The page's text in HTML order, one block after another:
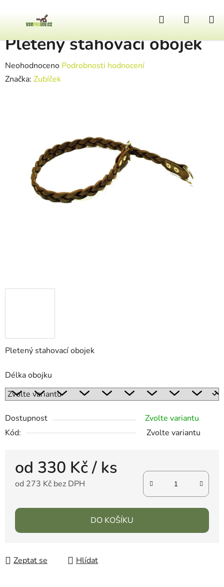
Hledat
Domů
Pletený stahovací obojek
Délka obojku
Dostupnost
Zvolte variantu
Kód:
Zvolte variantu
od 330 Kč/ ks
od 273 Kč bez DPH
DO KOŠÍKU
Zeptat se Hlídat
Pletený stahovací obojek
Průměrné hodnocení produktu je 0,0 z 5 hvězdiček.
Neohodnoceno Podrobnosti hodnocení
Značka: Zubíček